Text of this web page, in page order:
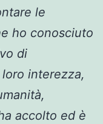
le
ho conosciuto
di
interezza,
accolto ed è